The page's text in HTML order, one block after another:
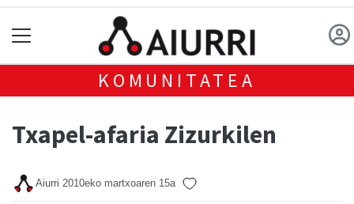
KOMUNITATEA
Txapel-afaria Zizurkilen
Aiurri 2010eko martxoaren 15a